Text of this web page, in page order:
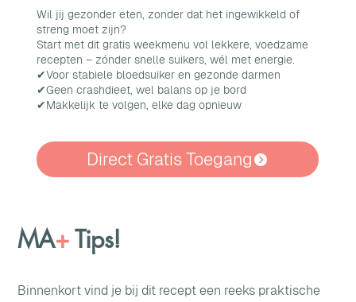
Wil jij gezonder eten, zonder dat het ingewikkeld of
streng moet zijn?
Start met dit gratis weekmenu vol lekkere, voedzame
recepten – zónder snelle suikers, wél met energie.
✔Voor stabiele bloedsuiker en gezonde darmen
✔Geen crashdieet, wel balans op je bord
✔Makkelijk te volgen, elke dag opnieuw
Direct Gratis Toegang
MA+Tips!
Binnenkort vind je bij dit recept een reeks praktische